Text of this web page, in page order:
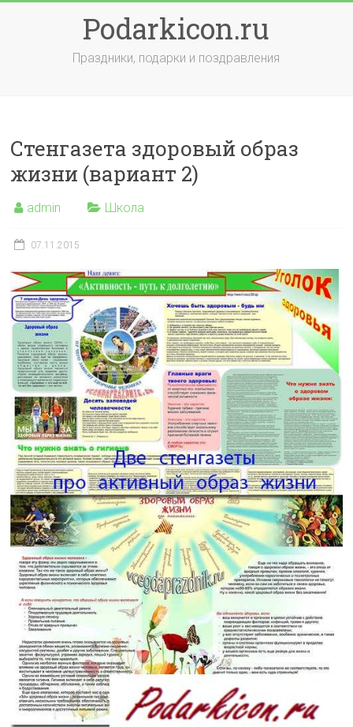
Podarkicon.ru
Праздники, подарки и поздравления
Стенгазета здоровый образ
жизни (вариант 2)
admin Школа
07.11.2015